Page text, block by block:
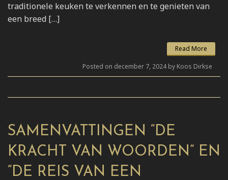
traditionele keuken te verkennen en te genieten van
een breed […]
Read More
Posted on december 7, 2024 by Koos Dirkse
SAMENVATTINGEN “DE
KRACHT VAN WOORDEN” EN
“DE REIS VAN EEN